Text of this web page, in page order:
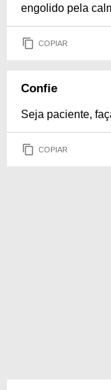
engolido pela
COPIAR
Confie
Seja paciente,
COPIAR